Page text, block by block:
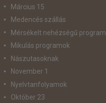
Március 15
Medencés szállás
Mérsékelt nehézségű program
Mikulás programok
Nászutasoknak
November 1
Nyelvtanfolyamok
Október 23